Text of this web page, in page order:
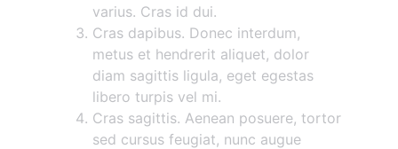
varius. Cras id dui.
Cras dapibus. Donec interdum,
metus et hendrerit aliquet, dolor
diam sagittis ligula, eget egestas
libero turpis vel mi.
Cras sagittis. Aenean posuere, tortor
sed cursus feugiat, nunc augue